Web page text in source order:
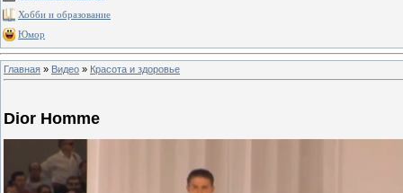
Хобби и образование
Юмор
Главная » Видео » Красота и здоровье
Dior Homme